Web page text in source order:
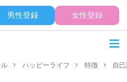
男性登録 女性登録
ハッピーライフ 特徴 自